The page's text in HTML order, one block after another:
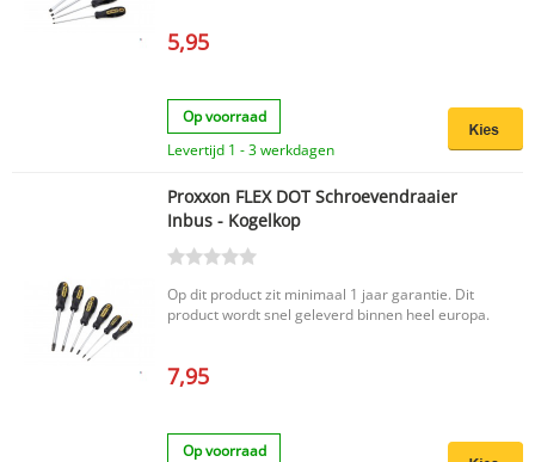
5,95
Op voorraad
Levertijd 1 - 3 werkdagen
Proxxon FLEX DOT Schroevendraaier
Inbus - Kogelkop
Op dit product zit minimaal 1 jaar garantie. Dit
product wordt snel geleverd binnen heel europa.
7,95
Op voorraad